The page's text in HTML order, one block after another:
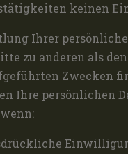
keinen
Ihrer
zu anderen als
Zwecken
Ihre persönlichen